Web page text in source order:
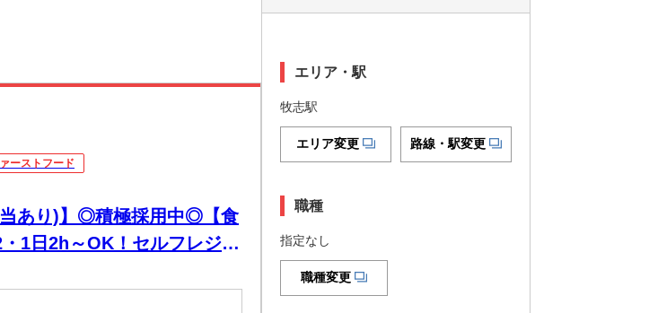
ーストフード
当あり)】◎積極採用中◎【食
1日2h～OK！セルフレジで
エリア・駅
牧志駅
エリア変更 路線・駅変更
職種
指定なし
職種変更